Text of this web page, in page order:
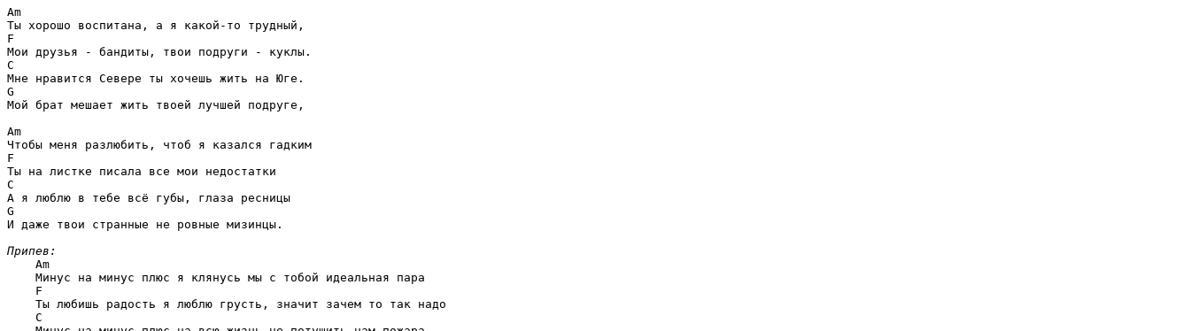
Am
F
C
G
Мой брат мешает жить твоей лучшей подруге,
Am
F
C
G
И даже твои странные не ровные мизинцы.
Припев:
Am
    Минус на минус плюс я клянусь мы с тобой идеальная пара
F
    Ты любишь радость я люблю грусть, значит зачем то так надо
C